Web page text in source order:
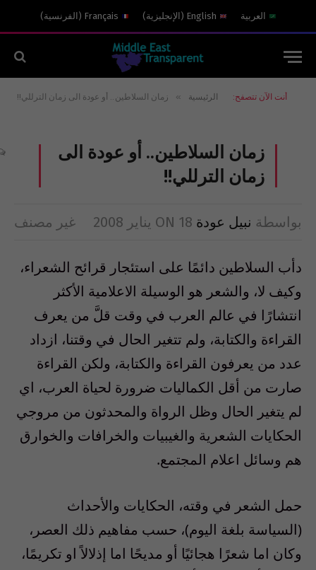
العربية English
( الإنجليزية)
Français
( الفرنسية)
أنت الآن تتصفح: الرئيسية » زمان السلاطين.. أو عودة الى زمان الترللي!!
زمان السلاطين.. أو عودة الى
زمان الترللي!!
بواسطة نبيل عودة ON 18 يناير 2008 غير مصنف
دأب السلاطين دائمًا على استئجار قرائح الشعراء،
وكيف لا، والشعر هو الوسيلة الاعلامية الأكثر
انتشارًا في عالم العرب في وقت قلَّ من يعرف
القراءة والكتابة، ولم تتغير الحال في وقتنا، ازداد
عدد من يعرفون القراءة والكتابة، ولكن القراءة
صارت من أقل الكماليات ضرورة لحياة العرب، اي
لم يتغير الحال وظل الرواة والمحدثون من مروجي
الحكايات الشعرية والغيبيات والخرافات والخوارق
هم وسائل اعلام المجتمع.
حمل الشعر في وقته، الحكايات والأحداث
(السياسة بلغة اليوم)، حسب مفاهيم ذلك العصر،
وكان اما شعرًا هجائيًا أو مديحًا اما إذلالاً او تكريمًا،